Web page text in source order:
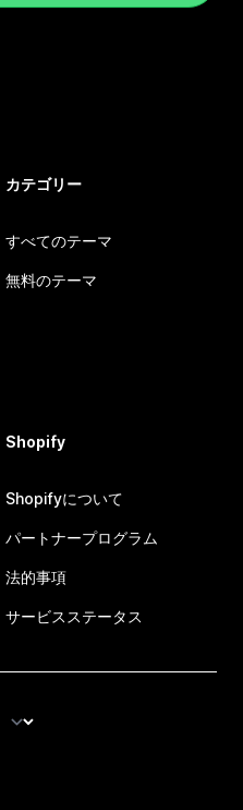
カテゴリー
すべてのテーマ
無料のテーマ
Shopify
Shopifyについて
パートナープログラム
法的事項
サービスステータス